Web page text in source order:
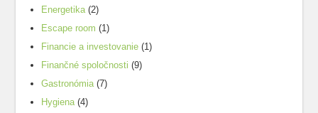
Energetika(2)
Escape room (1)
Financie a investovanie (1)
Finančné spoločnosti (9)
Gastronómia(7)
Hygiena(4)